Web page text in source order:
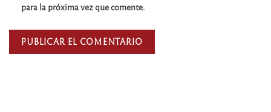
para la próxima vez que comente.